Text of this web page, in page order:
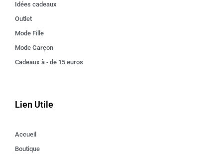
Idées cadeaux
Outlet
Mode Fille
Mode Garçon
Cadeaux à - de 15 euros
Lien Utile
Accueil
Boutique